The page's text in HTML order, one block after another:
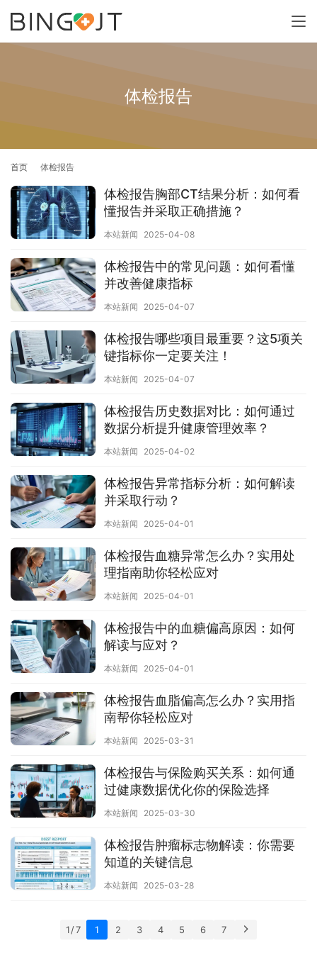
体检报告
首页 体检报告
体检报告胸部CT结果分析：如何看
懂报告并采取正确措施？
本站新闻 2025-04-08
体检报告中的常见问题：如何看懂
并改善健康指标
本站新闻 2025-04-07
体检报告哪些项目最重要？这5项关
键指标你一定要关注！
本站新闻 2025-04-07
体检报告历史数据对比：如何通过
数据分析提升健康管理效率？
本站新闻 2025-04-02
体检报告异常指标分析：如何解读
并采取行动？
本站新闻 2025-04-01
体检报告血糖异常怎么办？实用处
理指南助你轻松应对
本站新闻 2025-04-01
体检报告中的血糖偏高原因：如何
解读与应对？
本站新闻 2025-04-01
体检报告血脂偏高怎么办？实用指
南帮你轻松应对
本站新闻 2025-03-31
体检报告与保险购买关系：如何通
过健康数据优化你的保险选择
本站新闻 2025-03-30
体检报告肿瘤标志物解读：你需要
知道的关键信息
本站新闻 2025-03-28
1 / 7 1 2 3 4 5 6 7